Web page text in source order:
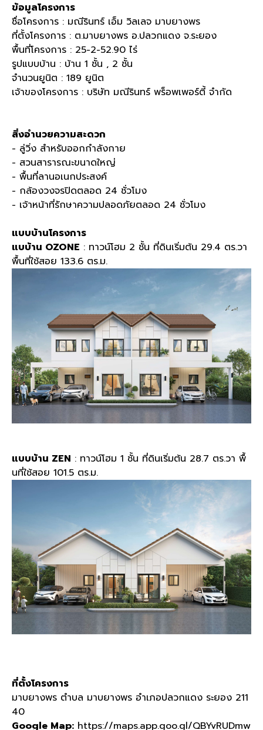
ข้อมูลโครงการ
ชื่อโครงการ : มณีรินทร์ เอ็ม วิลเลจ มาบยางพร
ที่ตั้งโครงการ : ต.มาบยางพร อ.ปลวกแดง จ.ระยอง
พื้นที่โครงการ : 25-2-52.90 ไร่
รูปแบบบ้าน : บ้าน 1 ชั้น , 2 ชั้น
จำนวนยูนิต : 189 ยูนิต
เจ้าของโครงการ : บริษัท มณีรินทร์ พร็อพเพอร์ตี้ จำกัด
สิ่งอำนวยความสะดวก
- ลู่วิ่ง สำหรับออกกำลังกาย
- สวนสารารณะขนาดใหญ่
- พื้นที่ลานอเนกประสงค์
- กล้องวงจรปิดตลอด 24 ชั่วโมง
- เจ้าหน้าที่รักษาความปลอดภัยตลอด 24 ชั่วโมง
แบบบ้านโครงการ
แบบ้าน OZONE : ทาวน์โฮม 2 ชั้น ที่ดินเริ่มต้น 29.4 ตร.วา
พื้นที่ใช้สอย 133.6 ตร.ม.
แบบบ้าน ZEN : ทาวน์โฮม 1 ชั้น ที่ดินเริ่มต้น 28.7 ตร.วา พื้
นที่ใช้สอย 101.5 ตร.ม.
ที่ตั้งโครงการ
มาบยางพร ตำบล มาบยางพร อำเภอปลวกแดง ระยอง 211
40
Google Map: https://maps.app.goo.gl/QBYvRUDmw